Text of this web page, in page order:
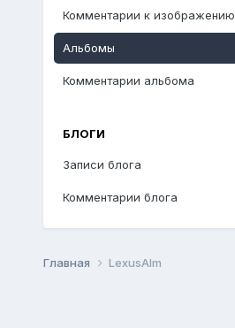
Комментарии к изображению
Альбомы
Комментарии альбома
БЛОГИ
Записи блога
Комментарии блога
Главная LexusAlm